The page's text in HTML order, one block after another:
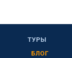
ТУРЫ
БЛОГ